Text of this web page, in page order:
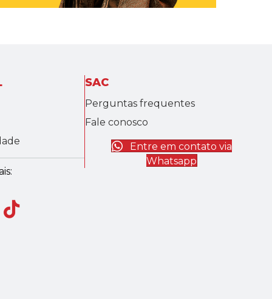
SAC
Perguntas frequentes
Fale conosco
Entre em contato via
Whatsapp